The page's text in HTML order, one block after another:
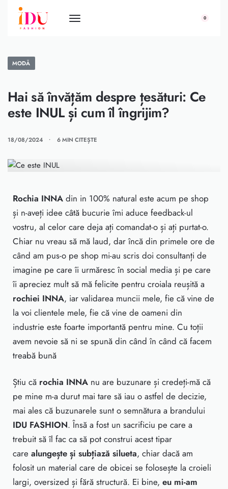
conținut
0
MODĂ
Hai să învățăm despre țesături: Ce
este INUL și cum îl îngrijim?
18/08/2024 6 MIN CITEȘTE
Rochia INNA din in 100% natural este acum pe shop
și n-aveți idee câtă bucurie îmi aduce feedback-ul
vostru, al celor care deja ați comandat-o și ați purtat-o.
Chiar nu vreau să mă laud, dar încă din primele ore de
când am pus-o pe shop mi-au scris doi consultanți de
imagine pe care îi urmăresc în social media și pe care
îi apreciez mult să mă felicite pentru croiala reușită a
rochiei INNA, iar validarea muncii mele, fie că vine de
la voi clientele mele, fie că vine de oameni din
industrie este foarte importantă pentru mine. Cu toții
avem nevoie să ni se spună din când în când că facem
treabă bună
Știu că rochia INNA nu are buzunare și credeți-mă că
pe mine m-a durut mai tare să iau o astfel de decizie,
mai ales că buzunarele sunt o semnătura a brandului
IDU FASHION. Însă a fost un sacrificiu pe care a
trebuit să îl fac ca să pot construi acest tipar
care alungește și subțiază silueta, chiar dacă am
folosit un material care de obicei se folosește la croieli
largi, oversized și fără structură. Ei bine, eu mi-am